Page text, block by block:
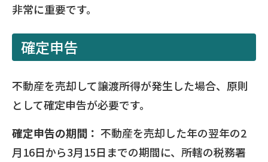
非常に重要です。
確定申告
不動産を売却して譲渡所得が発生した場合、原則
として確定申告が必要です。
確定申告の期間： 不動産を売却した年の翌年の2
月16日から3月15日までの期間に、所轄の税務署